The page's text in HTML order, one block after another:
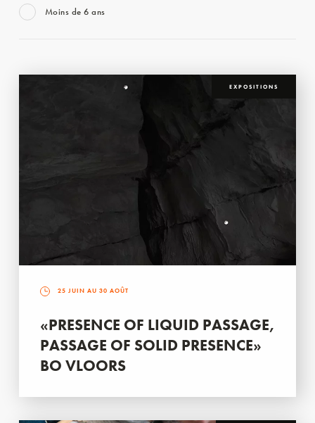
Moins de 6 ans
EXPOSITIONS
25 JUIN AU 30 AOÛT
«PRESENCE OF LIQUID PASSAGE,
PASSAGE OF SOLID PRESENCE»
BO VLOORS